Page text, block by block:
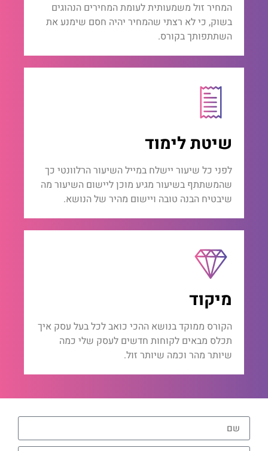
המחיר זול משמעותית לעומת המחירים הנהוגים
בשוק, כי לא רצתי שהמחיר יהיה חסם שימנע את
השתתפותך בקורס.
שיטת לימוד
לפני כל שיעור יישלח במייל השיעור הרלוונטי כך
שהמשתתף בשיעור מגיע מוכן ליישום השיעור מה
שיבטיח הבנה טובה ויישום מהיר של הנושא.
מיקוד
הקורס ממוקד בנושא ההכי כואב לכל בעל עסק איך
תכלס מבאים לקוחות חדשים לעסק שלי כמה
שיותר מהר וכמה שיותר זול.